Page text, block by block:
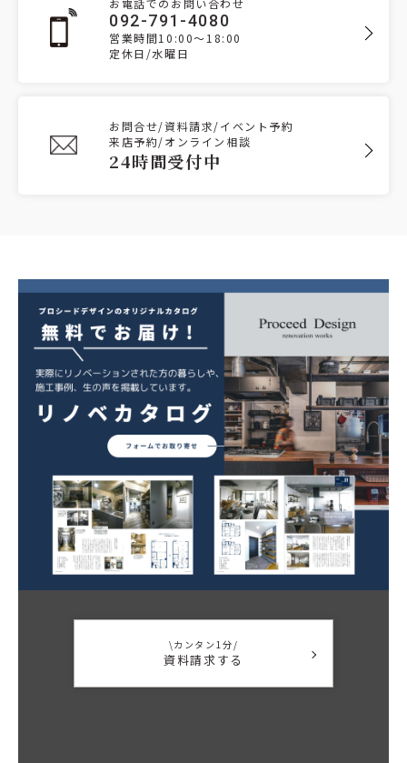
092-791-4080
営業時間10:00～18:00
定休日/水曜日
お問合せ/資料請求/イベント予約
来店予約/オンライン相談
24時間受付中
\カンタン1分/
資料請求する